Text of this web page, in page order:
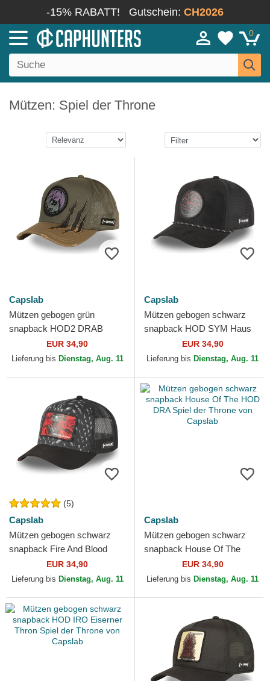
-15% RABATT! Gutschein: CH2026
0
Mützen: Spiel der Throne
Capslab
Mützen gebogen grün
snapback HOD2 DRAB
Haus Targaryen Spiel der
Throne von Capslab
EUR 34,90
Lieferung bis Dienstag, Aug. 11
Capslab
Mützen gebogen schwarz
snapback HOD SYM Haus
Targaryen Spiel der Throne
von Capslab
EUR 34,90
Lieferung bis Dienstag, Aug. 11
(5)
Capslab
Mützen gebogen schwarz
snapback Fire And Blood
GOT BLO Dracarys Spiel der
Throne von Capslab
EUR 34,90
Lieferung bis Dienstag, Aug. 11
Capslab
Mützen gebogen schwarz
snapback House Of The
HOD DRA Spiel der Throne
von Capslab
EUR 34,90
Lieferung bis Dienstag, Aug. 11